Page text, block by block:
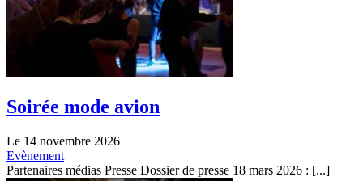
Soirée mode avion
Le 14 novembre 2026
Evènement
Partenaires médias Presse Dossier de presse 18 mars 2026 : [...]